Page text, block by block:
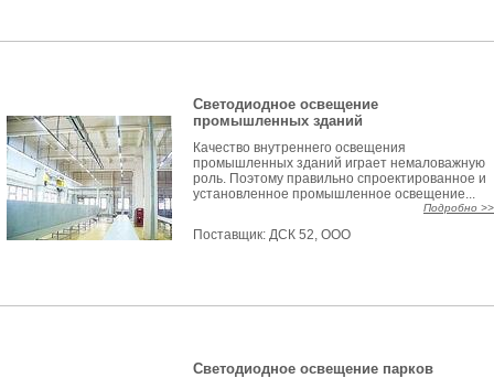
Светодиодное освещение
промышленных зданий
Качество внутреннего освещения
промышленных зданий играет немаловажную
роль. Поэтому правильно спроектированное и
установленное промышленное освещение...
Подробно >>
Поставщик: ДСК 52, ООО
Светодиодное освещение парков